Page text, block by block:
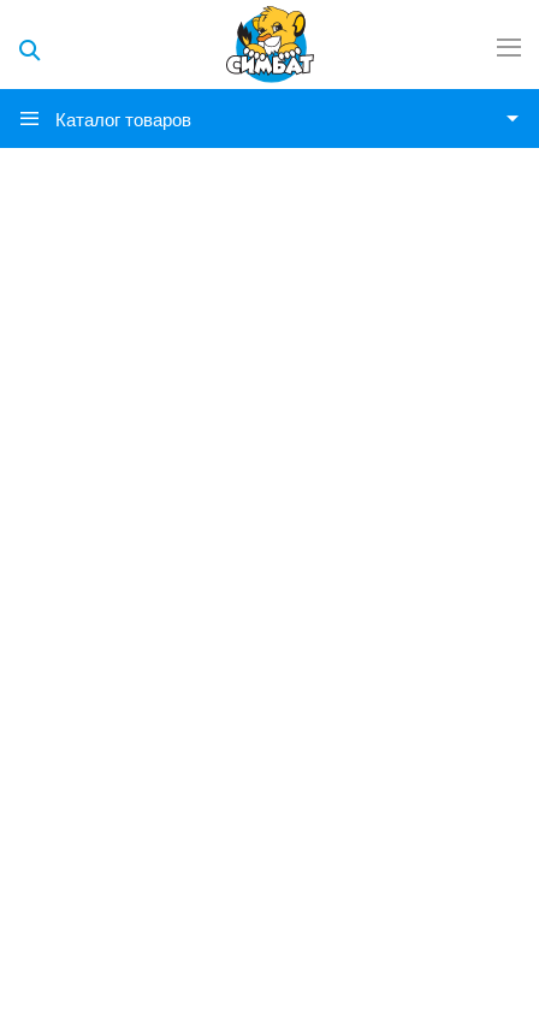
Каталог товаров